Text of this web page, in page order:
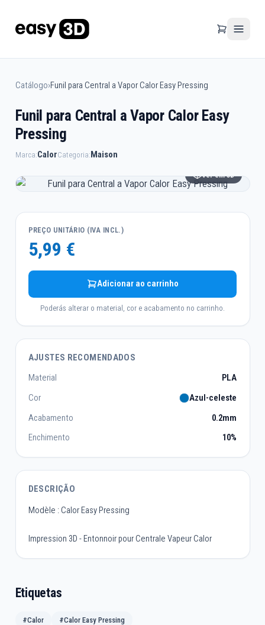
Catálogo›Funil para Central a Vapor Calor Easy Pressing
Funil para Central a Vapor Calor Easy
Pressing
Marca:CalorCategoria:Maison
Ver em 3D
PREÇO UNITÁRIO (IVA INCL.)
5,99 €
Adicionar ao carrinho
Poderás alterar o material, cor e acabamento no carrinho.
AJUSTES RECOMENDADOS
Material
PLA
Cor
Azul-celeste
Acabamento
0.2mm
Enchimento
10%
DESCRIÇÃO
Modèle : Calor Easy Pressing
Impression 3D - Entonnoir pour Centrale Vapeur Calor
Etiquetas
#Calor #Calor Easy Pressing